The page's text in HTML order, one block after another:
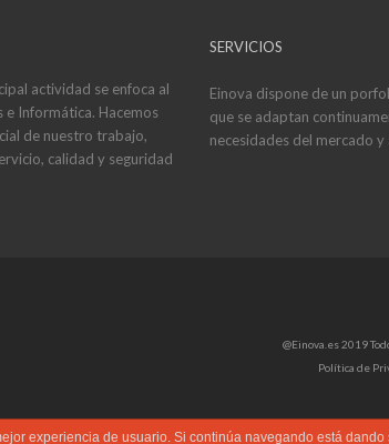
actividad se enfoca al
e Informática. Hacemos
de nuestro trabajo,
calidad y seguridad
SERVICIOS
Einova dispone de un
que se adaptan
necesidades del mercado
@Einova.es 2019
Política de
experiencia de usuario. Si continúa navegando está